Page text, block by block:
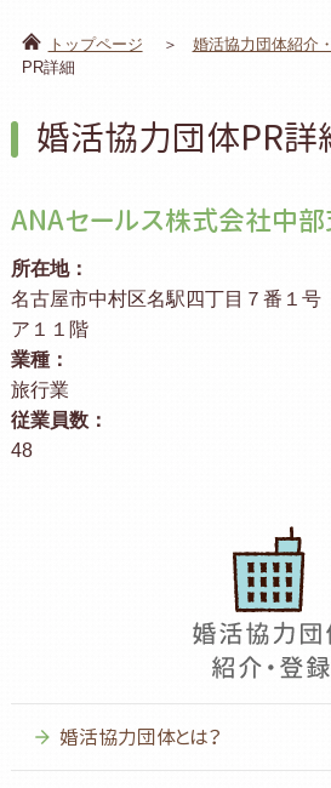
トップページ 婚活協力団体紹介
PR詳細
婚活協力団体PR詳
ANAセールス株式会社中
所在地：
名古屋市中村区名駅四丁目７番１
ア１１階
業種：
旅行業
従業員数：
48
婚活協力団体とは？